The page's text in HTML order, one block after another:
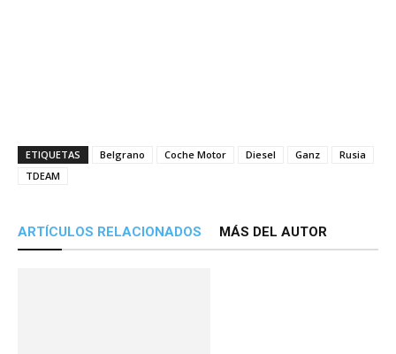
ETIQUETAS Belgrano Coche Motor Diesel Ganz
Rusia
TDEAM
ARTÍCULOS RELACIONADOS MÁS DEL AUTOR